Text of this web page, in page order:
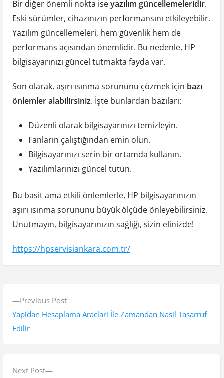
Bir diğer önemli nokta iseyazılım güncellemeleridir.
Eski sürümler, cihazınızın performansını etkileyebilir.
Yazılım güncellemeleri, hem güvenlik hem de
performans açısından önemlidir. Bu nedenle, HP
bilgisayarınızı güncel tutmakta fayda var.
Son olarak, aşırı ısınma sorununu çözmek için bazı
önlemler alabilirsiniz. İşte bunlardan bazıları:
Düzenli olarak bilgisayarınızı temizleyin.
Fanların çalıştığından emin olun.
Bilgisayarınızı serin bir ortamda kullanın.
Yazılımlarınızı güncel tutun.
Bu basit ama etkili önlemlerle, HP bilgisayarınızın
aşırı ısınma sorununu büyük ölçüde önleyebilirsiniz.
Unutmayın, bilgisayarınızın sağlığı, sizin elinizde!
https://hpservisiankara.com.tr/
Previous PostP
r
Yapidan Hesaplama Araclari İle Zamandan Nasil Tasarruf
Edilir
Next Post
N